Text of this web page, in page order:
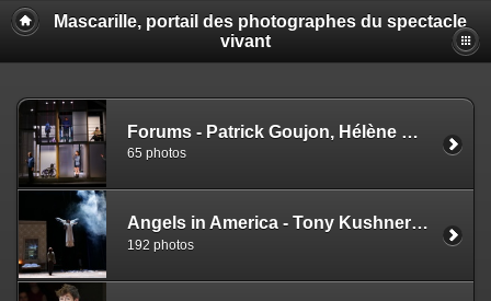
Mascarille, portail des photographes du spectacle
vivant
Forums - Patrick Goujon, Hélène Grémillon, Maël Piriou - Jeanne Herry
65 photos
Angels in America - Tony Kushner - Arnaud Desplechin
192 photos